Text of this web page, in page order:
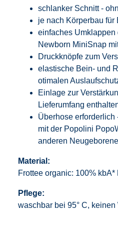
schlanker Schnitt -
je nach Körperbau für
einfaches Umklappen
Newborn MiniSnap
Druckknöpfe zum
elastische Bein- und
otimalen
Einlage zur
Lieferumfang
Überhose
mit der Popolini
anderen
Material:
Frottee organic: 100%
Pflege:
waschbar bei 95° C,